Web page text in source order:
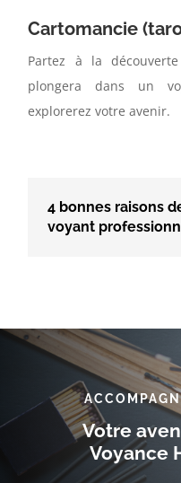
Cartomancie
Partez à la
plongera dans un
explorerez votre avenir.
4 bonnes raisons
voyant
Votre
Voyance